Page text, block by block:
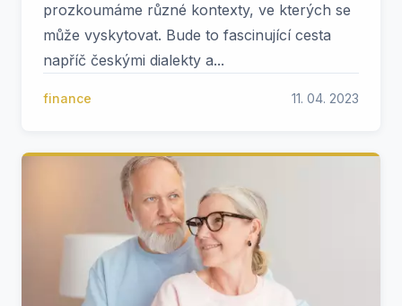
prozkoumáme různé kontexty, ve kterých se
může vyskytovat. Bude to fascinující cesta
napříč českými dialekty a...
finance 11. 04. 2023